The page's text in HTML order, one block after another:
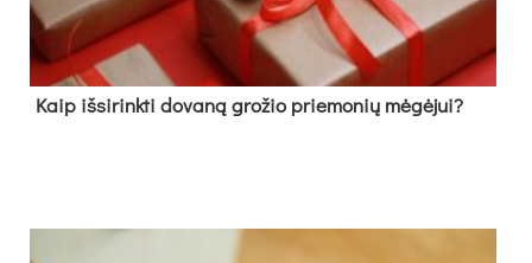
Kaip išsirinkti dovaną grožio priemonių mėgėjui?